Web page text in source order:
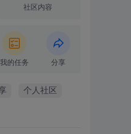
社区内容
我的任务 分享
个人社区